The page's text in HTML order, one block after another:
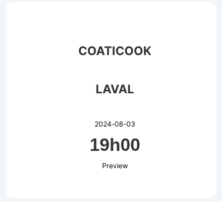
COATICOOK
LAVAL
2024-08-03
19h00
Preview